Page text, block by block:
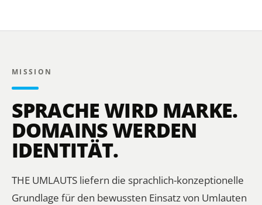
MISSION
SPRACHE WIRD MARKE.
DOMAINS WERDEN
IDENTITÄT.
THE UMLAUTS liefern die sprachlich-konzeptionelle
Grundlage für den bewussten Einsatz von Umlauten